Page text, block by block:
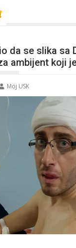
da se slika sa
ambijent koji
Moj USK